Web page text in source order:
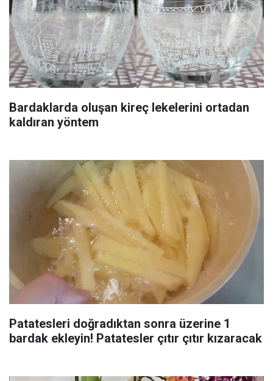
Bardaklarda oluşan kireç lekelerini ortadan
kaldıran yöntem
Patatesleri doğradıktan sonra üzerine 1
bardak ekleyin! Patatesler çıtır çıtır kızaracak